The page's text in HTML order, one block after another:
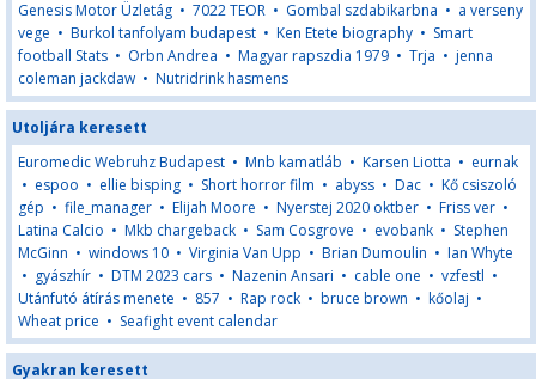
Genesis Motor Üzletág • 7022 TEOR • Gombal szdabikarbna • a verseny
vege • Burkol tanfolyam budapest • Ken Etete biography • Smart
football Stats • Orbn Andrea • Magyar rapszdia 1979 • Trja • jenna
coleman jackdaw • Nutridrink hasmens
Utoljára keresett
Euromedic Webruhz Budapest • Mnb kamatláb • Karsen Liotta • eurnak
• espoo • ellie bisping • Short horror film • abyss • Dac • Kő csiszoló
gép • file_manager • Elijah Moore • Nyerstej 2020 oktber • Friss ver •
Latina Calcio • Mkb chargeback • Sam Cosgrove • evobank • Stephen
McGinn • windows 10 • Virginia Van Upp • Brian Dumoulin • Ian Whyte
• gyászhír • DTM 2023 cars • Nazenin Ansari • cable one • vzfestl •
Utánfutó átírás menete • 857 • Rap rock • bruce brown • kőolaj •
Wheat price • Seafight event calendar
Gyakran keresett